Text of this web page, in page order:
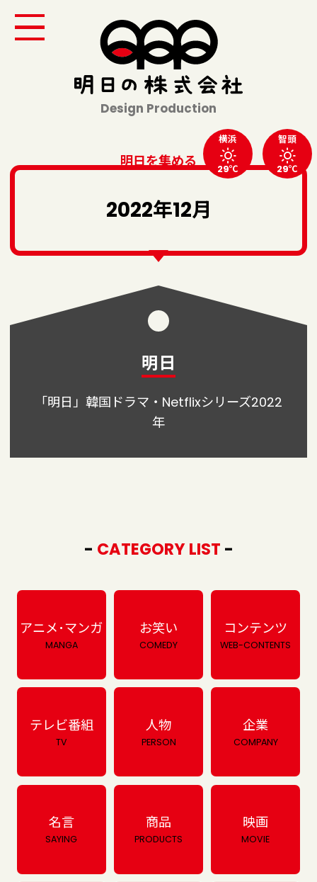
Design Production
横浜
29℃
智頭
29℃
明日を集める
2022年12月
明日
「明日」韓国ドラマ・Netflixシリーズ2022
年
- CATEGORY LIST -
アニメ･マンガ
MANGA
お笑い
COMEDY
コンテンツ
WEB-CONTENTS
テレビ番組
TV
人物
PERSON
企業
COMPANY
名言
SAYING
商品
PRODUCTS
映画
MOVIE